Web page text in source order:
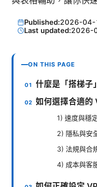
Published:2026-04-
Last updated:2026-
ON THIS PAGE
什麼是「搭梯子
如何選擇合適的
1) 速度與穩
2) 隱私與安
3) 法規與合
4) 成本與客